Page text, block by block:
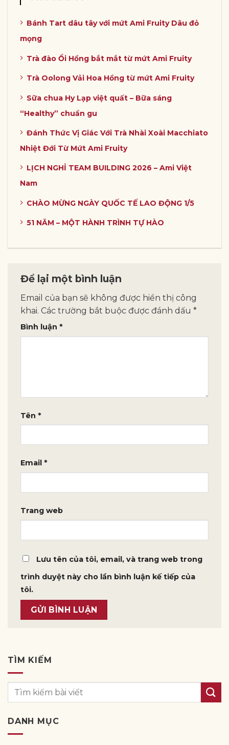
Bánh Tart dâu tây với mứt Ami Fruity Dâu đỏ
mọng
Trà đào Ổi Hồng bắt mắt từ mứt Ami Fruity
Trà Oolong Vải Hoa Hồng từ mứt Ami Fruity
Sữa chua Hy Lạp việt quất – Bữa sáng
“Healthy” chuẩn gu
Đánh Thức Vị Giác Với Trà Nhài Xoài Macchiato
Nhiệt Đới Từ Mứt Ami Fruity
LỊCH NGHỈ TEAM BUILDING 2026 – Ami Việt
Nam
CHÀO MỪNG NGÀY QUỐC TẾ LAO ĐỘNG 1/5
51 NĂM – MỘT HÀNH TRÌNH TỰ HÀO
Để lại một bình luận
Email của bạn sẽ không được hiển thị công
khai. Các trường bắt buộc được đánh dấu *
Bình luận *
Tên *
Email *
Trang web
Lưu tên của tôi, email, và trang web trong
trình duyệt này cho lần bình luận kế tiếp của
tôi.
TÌM KIẾM
DANH MỤC